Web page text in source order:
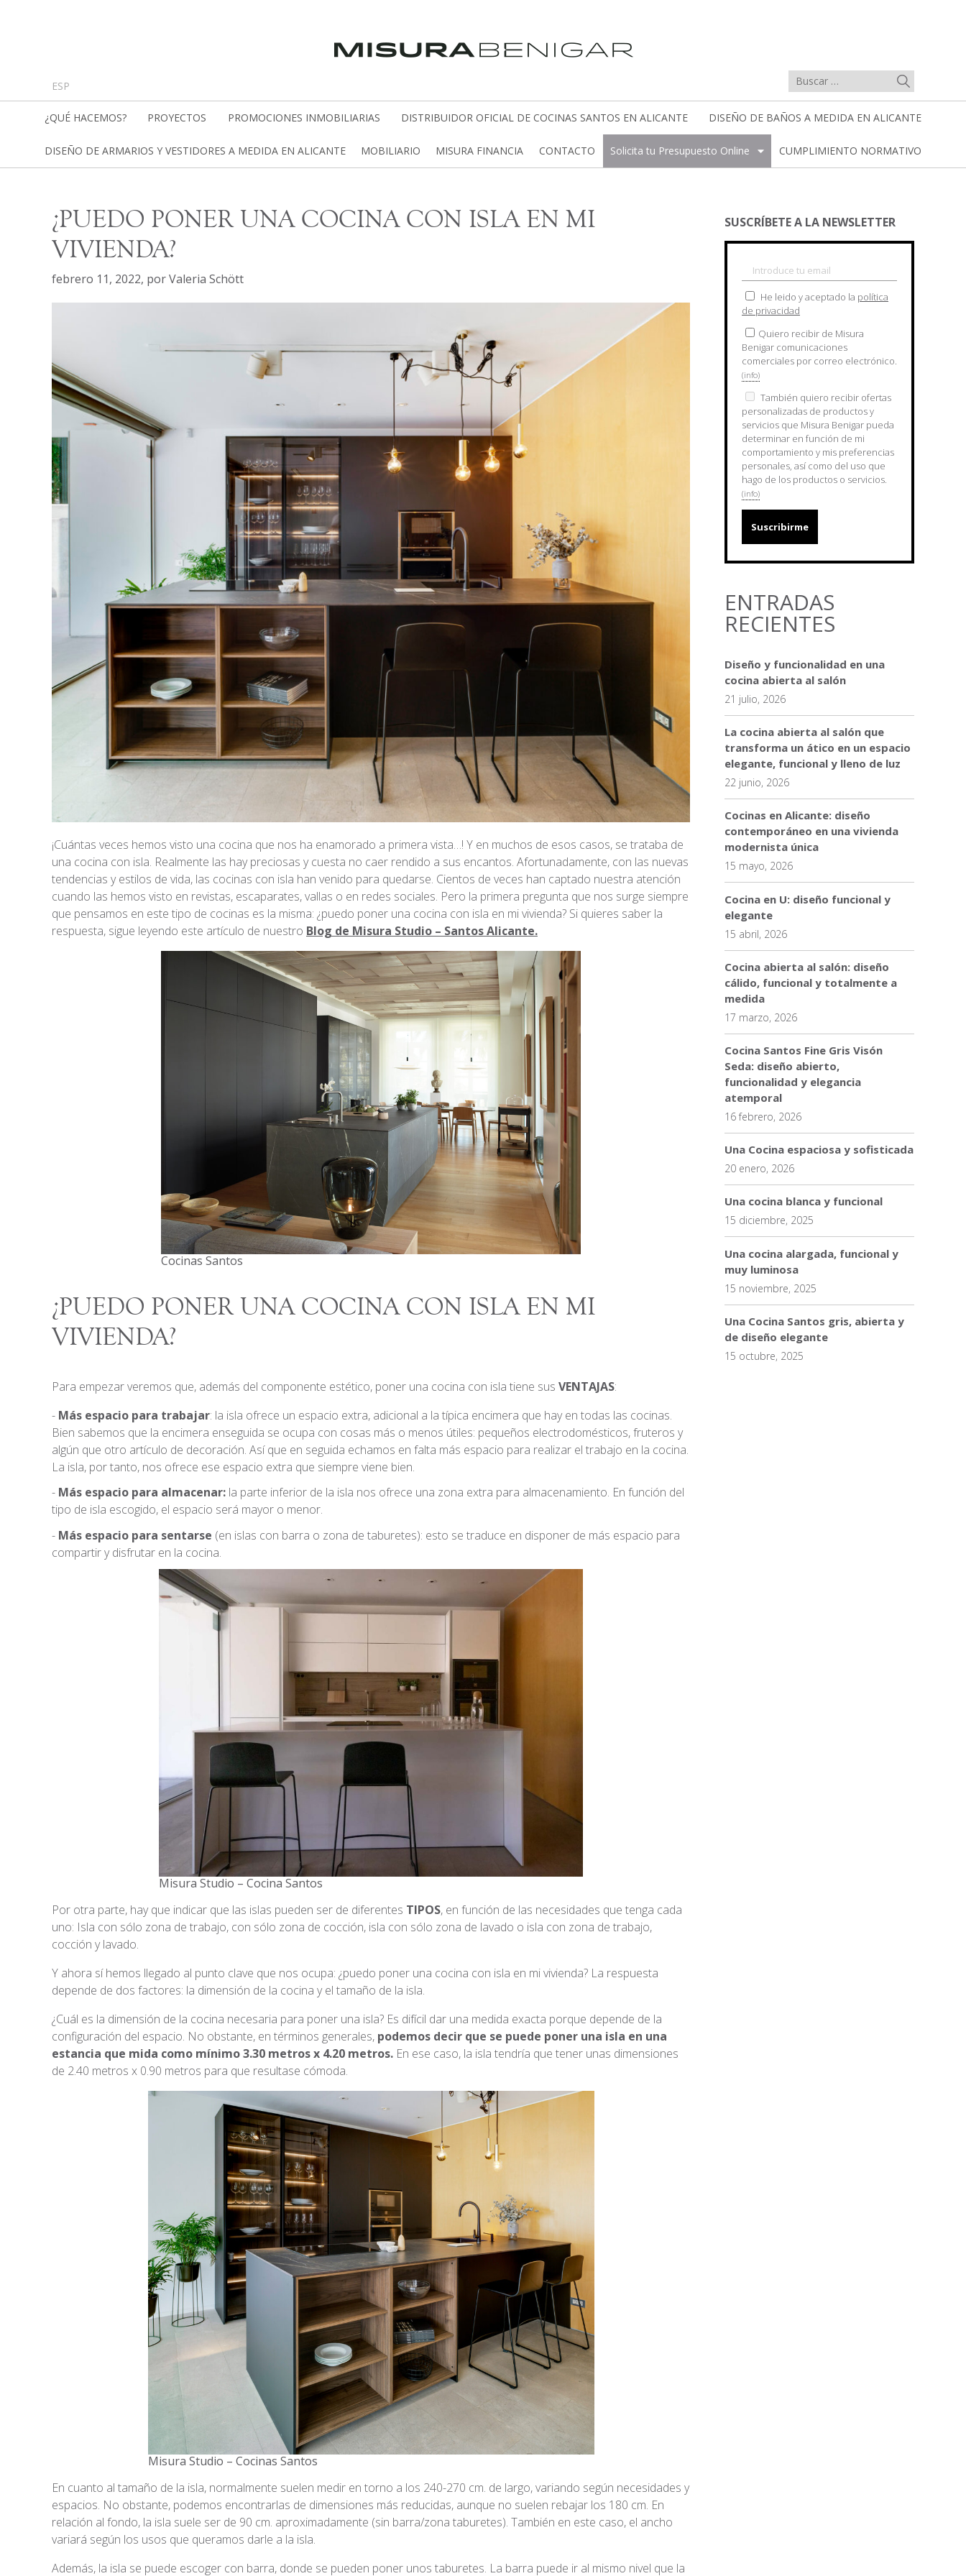
ESP
¿QUÉ HACEMOS? PROYECTOS PROMOCIONES INMOBILIARIAS DISTRIBUIDOR OFICIAL DE COCINAS SANTOS EN ALICANTE DISEÑO DE BAÑOS A MEDIDA EN ALICANTE
DISEÑO DE ARMARIOS Y VESTIDORES A MEDIDA EN ALICANTE MOBILIARIO MISURA FINANCIA CONTACTO Solicita tu Presupuesto Online CUMPLIMIENTO NORMATIVO
¿PUEDO PONER UNA COCINA CON ISLA EN MI
VIVIENDA?
febrero 11, 2022, porValeria Schött
¡Cuántas veces hemos visto una cocina que nos ha enamorado a primera vista…! Y en muchos de esos casos, se trataba de
una cocina con isla. Realmente las hay preciosas y cuesta no caer rendido a sus encantos. Afortunadamente, con las nuevas
tendencias y estilos de vida, las cocinas con isla han venido para quedarse. Cientos de veces han captado nuestra atención
cuando las hemos visto en revistas, escaparates, vallas o en redes sociales. Pero la primera pregunta que nos surge siempre
que pensamos en este tipo de cocinas es la misma: ¿puedo poner una cocina con isla en mi vivienda? Si quieres saber la
respuesta, sigue leyendo este artículo de nuestro Blog de Misura Studio – Santos Alicante.
Cocinas Santos
¿PUEDO PONER UNA COCINA CON ISLA EN MI
VIVIENDA?
Para empezar veremos que, además del componente estético, poner una cocina con isla tiene sus VENTAJAS:
Más espacio para trabajar: la isla ofrece un espacio extra, adicional a la típica encimera que hay en todas las cocinas.
Bien sabemos que la encimera enseguida se ocupa con cosas más o menos útiles: pequeños electrodomésticos, fruteros y
algún que otro artículo de decoración. Así que en seguida echamos en falta más espacio para realizar el trabajo en la cocina.
La isla, por tanto, nos ofrece ese espacio extra que siempre viene bien.
Más espacio para almacenar: la parte inferior de la isla nos ofrece una zona extra para almacenamiento. En función del
tipo de isla escogido, el espacio será mayor o menor.
Más espacio para sentarse (en islas con barra o zona de taburetes): esto se traduce en disponer de más espacio para
compartir y disfrutar en la cocina.
Misura Studio – Cocina Santos
Por otra parte, hay que indicar que las islas pueden ser de diferentes TIPOS, en función de las necesidades que tenga cada
uno: Isla con sólo zona de trabajo, con sólo zona de cocción, isla con sólo zona de lavado o isla con zona de trabajo,
cocción y lavado.
Y ahora sí hemos llegado al punto clave que nos ocupa: ¿puedo poner una cocina con isla en mi vivienda? La respuesta
depende de dos factores: la dimensión de la cocina y el tamaño de la isla.
¿Cuál es la dimensión de la cocina necesaria para poner una isla? Es difícil dar una medida exacta porque depende de la
configuración del espacio. No obstante, en términos generales, podemos decir que se puede poner una isla en una
estancia que mida como mínimo 3.30 metros x 4.20 metros. En ese caso, la isla tendría que tener unas dimensiones
de 2.40 metros x 0.90 metros para que resultase cómoda.
Misura Studio – Cocinas Santos
En cuanto al tamaño de la isla, normalmente suelen medir en torno a los 240-270 cm. de largo, variando según necesidades y
espacios. No obstante, podemos encontrarlas de dimensiones más reducidas, aunque no suelen rebajar los 180 cm. En
relación al fondo, la isla suele ser de 90 cm. aproximadamente (sin barra/zona taburetes). También en este caso, el ancho
variará según los usos que queramos darle a la isla.
Además, la isla se puede escoger con barra, donde se pueden poner unos taburetes. La barra puede ir al mismo nivel que la
SUSCRÍBETE A LA NEWSLETTER
He leido y aceptado la política
de privacidad
Quiero recibir de Misura
Benigar comunicaciones
comerciales por correo electrónico.
(info)
También quiero recibir ofertas
personalizadas de productos y
servicios que Misura Benigar pueda
determinar en función de mi
comportamiento y mis preferencias
personales, así como del uso que
hago de los productos o servicios.
(info)
ENTRADAS
RECIENTES
Diseño y funcionalidad en una
cocina abierta al salón
21 julio, 2026
La cocina abierta al salón que
transforma un ático en un espacio
elegante, funcional y lleno de luz
22 junio, 2026
Cocinas en Alicante: diseño
contemporáneo en una vivienda
modernista única
15 mayo, 2026
Cocina en U: diseño funcional y
elegante
15 abril, 2026
Cocina abierta al salón: diseño
cálido, funcional y totalmente a
medida
17 marzo, 2026
Cocina Santos Fine Gris Visón
Seda: diseño abierto,
funcionalidad y elegancia
atemporal
16 febrero, 2026
Una Cocina espaciosa y sofisticada
20 enero, 2026
Una cocina blanca y funcional
15 diciembre, 2025
Una cocina alargada, funcional y
muy luminosa
15 noviembre, 2025
Una Cocina Santos gris, abierta y
de diseño elegante
15 octubre, 2025